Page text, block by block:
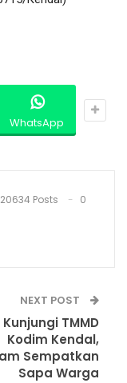
WhatsApp
20634 Posts
0
NEXT POST
Kunjungi TMMD
Kodim Kendal,
Sempatkan
Sapa Warga